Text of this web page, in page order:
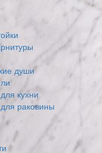
души
кухни
раковины